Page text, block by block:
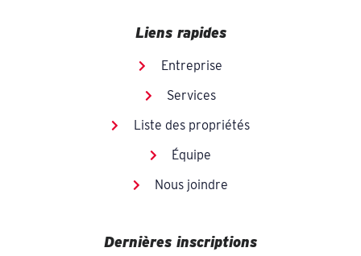
Liens rapides
Entreprise
Services
Liste des propriétés
Équipe
Nous joindre
Dernières inscriptions